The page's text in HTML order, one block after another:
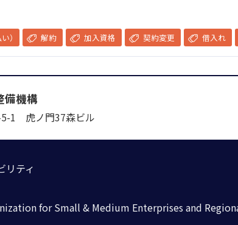
） 解約 加入資格 契約変更 借入れ
備機構
1 虎ノ門37森ビル
リティ
for Small & Medium Enterprises and